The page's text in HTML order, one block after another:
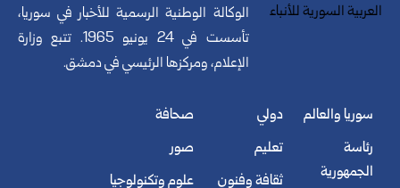
الوكالة الوطنية الرسمية للأخبار في سوريا،
تأسست في 24 يونيو 1965. تتبع وزارة
الإعلام، ومركزها الرئيسي في دمشق.
سوريا والعالم
رئاسة
الجمهورية
دولي
تعليم
ثقافة وفنون
صحافة
صور
علوم وتكنولوجيا